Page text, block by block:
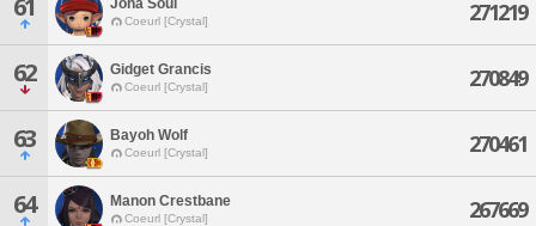
61 Jona Soul
Coeurl [Crystal] 271219
62 Gidget Grancis
Coeurl [Crystal] 270849
63 Bayoh Wolf
Coeurl [Crystal] 270461
64 Manon Crestbane
Coeurl [Crystal] 267669